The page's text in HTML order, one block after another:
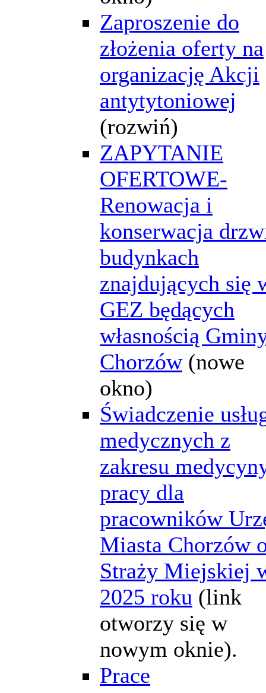
Zaproszenie do
złożenia oferty na
organizację Akcji
antytytoniowej
(rozwiń)
ZAPYTANIE
OFERTOWE-
Renowacja i
konserwacja
budynkach
znajdujących się
GEZ będących
własnością
Chorzów (nowe
okno)
Świadczenie
medycznych z
zakresu
pracy dla
pracowników
Miasta Chorzów
Straży Miejskiej
2025 roku (link
otworzy się w
nowym oknie).
Prace